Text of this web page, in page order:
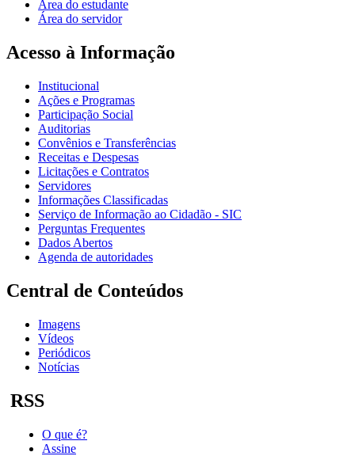
Área do estudante
Área do servidor
Acesso à Informação
Institucional
Ações e Programas
Participação Social
Auditorias
Convênios e Transferências
Receitas e Despesas
Licitações e Contratos
Servidores
Informações Classificadas
Serviço de Informação ao Cidadão - SIC
Perguntas Frequentes
Dados Abertos
Agenda de autoridades
Central de Conteúdos
Imagens
Vídeos
Periódicos
Notícias
RSS
O que é?
Assine